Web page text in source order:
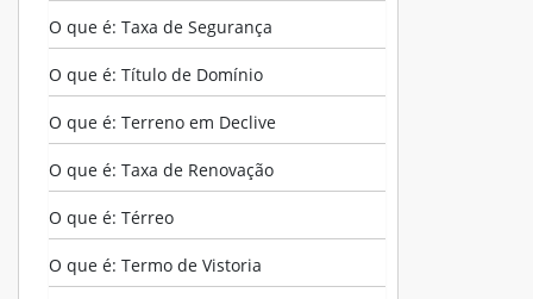
O que é: Taxa de Segurança
O que é: Título de Domínio
O que é: Terreno em Declive
O que é: Taxa de Renovação
O que é: Térreo
O que é: Termo de Vistoria